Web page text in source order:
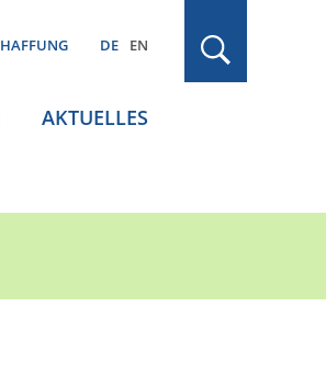
DE EN
AKTUELLES